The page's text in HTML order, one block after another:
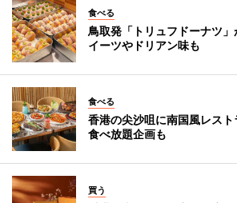
食べる
鳥取発「トリュフドーナツ
イーツやドリアン味も
食べる
香港の尖沙咀に南国風レス
食べ放題企画も
買う